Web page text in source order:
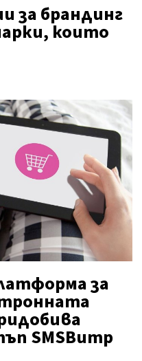
за брандинг
които
за
SMSBump